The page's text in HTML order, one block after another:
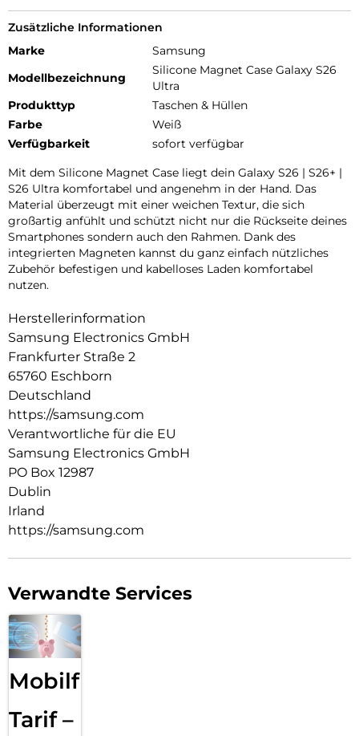
Zusätzliche Informationen
Marke
Samsung
Modellbezeichnung
Silicone Magnet Case Galaxy S26
Ultra
Produkttyp
Taschen & Hüllen
Farbe
Weiß
Verfügbarkeit
sofort verfügbar
Mit dem Silicone Magnet Case liegt dein Galaxy S26 | S26+ |
S26 Ultra komfortabel und angenehm in der Hand. Das
Material überzeugt mit einer weichen Textur, die sich
großartig anfühlt und schützt nicht nur die Rückseite deines
Smartphones sondern auch den Rahmen. Dank des
integrierten Magneten kannst du ganz einfach nützliches
Zubehör befestigen und kabelloses Laden komfortabel
nutzen.
Herstellerinformation
Samsung Electronics GmbH
Frankfurter Straße 2
65760 Eschborn
Deutschland
https://samsung.com
Verantwortliche für die EU
Samsung Electronics GmbH
PO Box 12987
Dublin
Irland
https://samsung.com
Verwandte Services
Mobilfunk
Tarif –